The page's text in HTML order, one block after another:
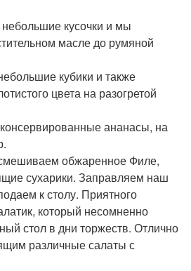
кусочки и мы
масле до румяной
кубики и также
цвета на разогретой
ананасы, на
обжаренное Филе,
сухарики. Заправляем наш
к столу. Приятного
который несомненно
стол в дни торжеств. Отлично
различные салаты с